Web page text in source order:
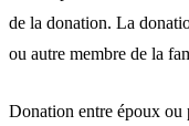
de la donation. La
ou autre membre de la
Donation entre époux ou